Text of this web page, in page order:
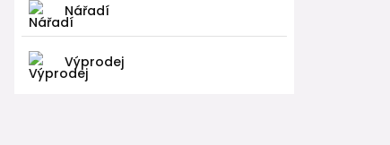
Nářadí
Výprodej